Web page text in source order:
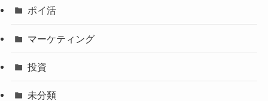
ポイ活
マーケティング
投資
未分類